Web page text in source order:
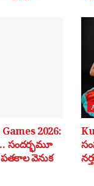
2026:
సందర్భమూ
వెనుక